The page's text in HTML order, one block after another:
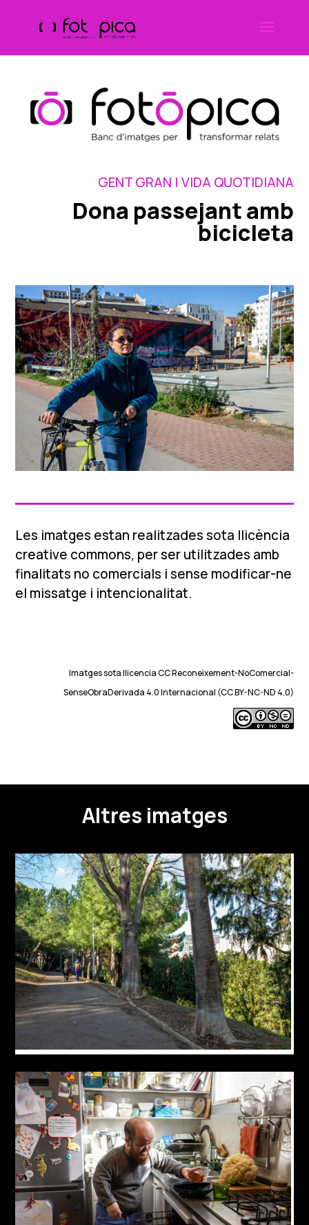
GENT GRAN | VIDA QUOTIDIANA
Dona passejant amb
bicicleta
Les imatges estan realitzades sota llicència
creative commons, per ser utilitzades amb
finalitats no comercials i sense modificar-ne
el missatge i intencionalitat.
Imatges sota llicencia CC Reconeixement-NoComercial-
SenseObraDerivada 4.0 Internacional (CC BY-NC-ND 4.0)
Altres imatges